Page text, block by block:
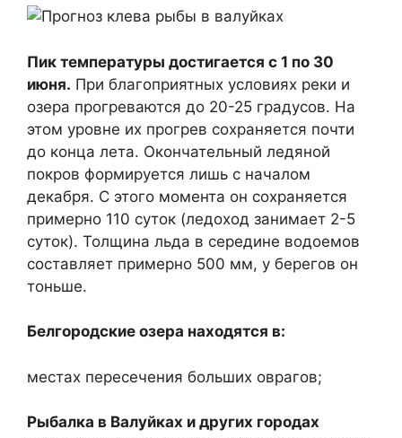
Пик температуры достигается с 1 по 30
июня. При благоприятных условиях реки и
озера прогреваются до 20-25 градусов. На
этом уровне их прогрев сохраняется почти
до конца лета. Окончательный ледяной
покров формируется лишь с началом
декабря. С этого момента он сохраняется
примерно 110 суток (ледоход занимает 2-5
суток). Толщина льда в середине водоемов
составляет примерно 500 мм, у берегов он
тоньше.
Белгородские озера находятся в:
местах пересечения больших оврагов;
Рыбалка в Валуйках и других городах